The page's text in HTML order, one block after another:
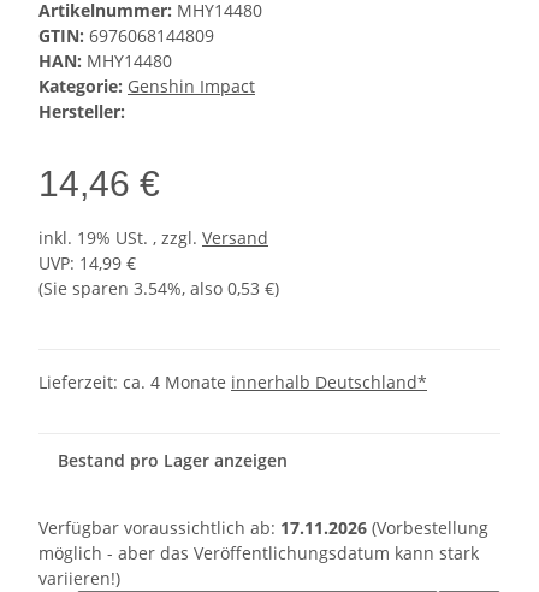
Artikelnummer: MHY14480
GTIN: 6976068144809
HAN: MHY14480
Kategorie: Genshin Impact
Hersteller:
14,46 €
inkl. 19% USt. , zzgl. Versand
UVP: 14,99 €
(Sie sparen 3.54%, also 0,53 €)
Lieferzeit: ca. 4 Monate innerhalb Deutschland*
Bestand pro Lager anzeigen
Verfügbar voraussichtlich ab: 17.11.2026 (Vorbestellung
möglich - aber das Veröffentlichungsdatum kann stark
variieren!)